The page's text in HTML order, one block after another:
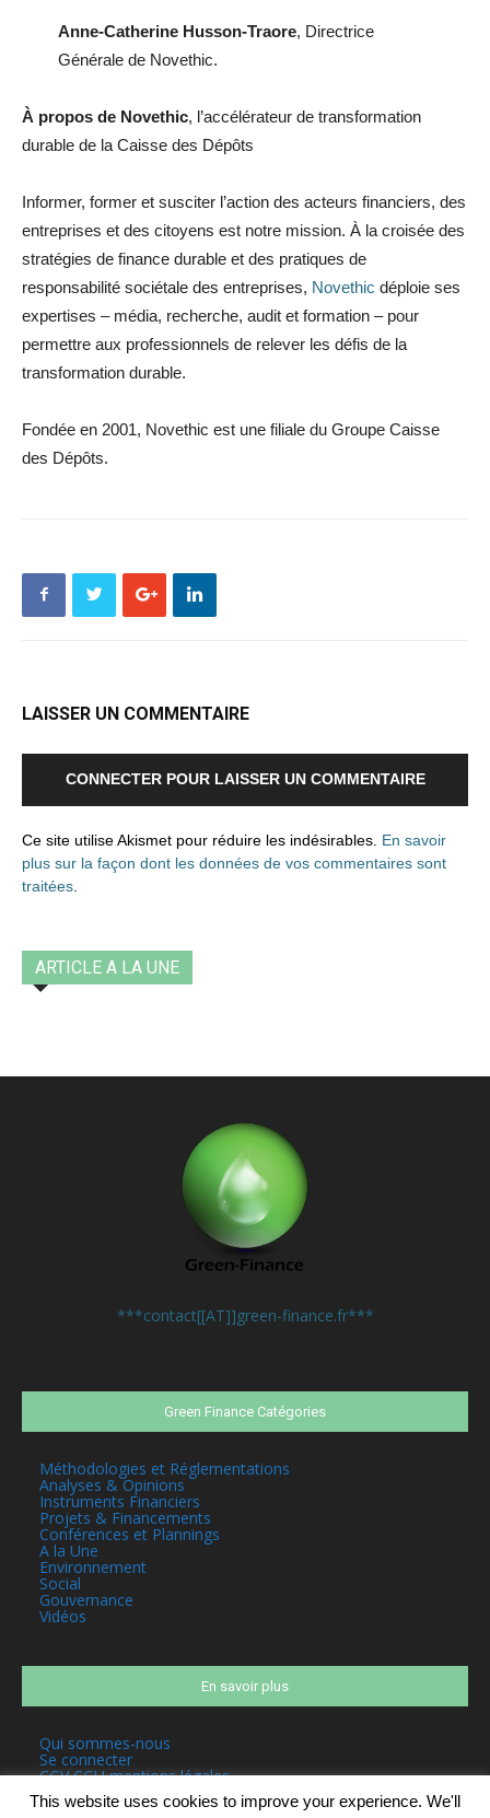
Anne-Catherine Husson-Traore, Directrice
Générale de Novethic.
À propos de Novethic, l’accélérateur de transformation
durable de la Caisse des Dépôts
Informer, former et susciter l’action des acteurs financiers, des
entreprises et des citoyens est notre mission. À la croisée des
stratégies de finance durable et des pratiques de
responsabilité sociétale des entreprises, Novethic déploie ses
expertises – média, recherche, audit et formation – pour
permettre aux professionnels de relever les défis de la
transformation durable.
Fondée en 2001, Novethic est une filiale du Groupe Caisse
des Dépôts.
LAISSER UN COMMENTAIRE
CONNECTER POUR LAISSER UN COMMENTAIRE
Ce site utilise Akismet pour réduire les indésirables. En savoir
plus sur la façon dont les données de vos commentaires sont
traitées
ARTICLE A LA UNE
***contact[[AT]]green-finance.fr***
Green Finance Catégories
Méthodologies et Réglementations
Analyses & Opinions
Instruments Financiers
Projets & Financements
Conférences et Plannings
A la Une
Environnement
Social
Gouvernance
Vidéos
En savoir plus
Qui sommes-nous
Se connecter
CGV CGU mentions légales
This website uses cookies to improve your experience. We'll